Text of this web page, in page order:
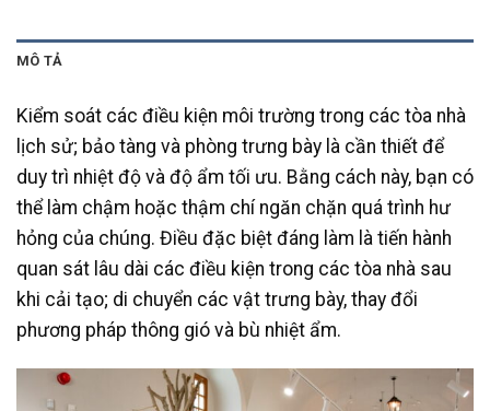
MÔ TẢ
Kiểm soát các điều kiện môi trường trong các tòa nhà
lịch sử; bảo tàng và phòng trưng bày là cần thiết để
duy trì nhiệt độ và độ ẩm tối ưu. Bằng cách này, bạn có
thể làm chậm hoặc thậm chí ngăn chặn quá trình hư
hỏng của chúng. Điều đặc biệt đáng làm là tiến hành
quan sát lâu dài các điều kiện trong các tòa nhà sau
khi cải tạo; di chuyển các vật trưng bày, thay đổi
phương pháp thông gió và bù nhiệt ẩm.